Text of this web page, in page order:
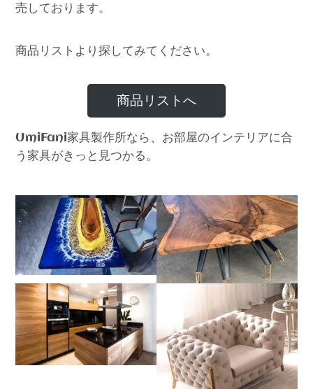
売しております。
商品リストより探してみてください。
商品リストへ
UmiFani家具製作所なら、お部屋のインテリアに合
う家具がきっと見つかる。